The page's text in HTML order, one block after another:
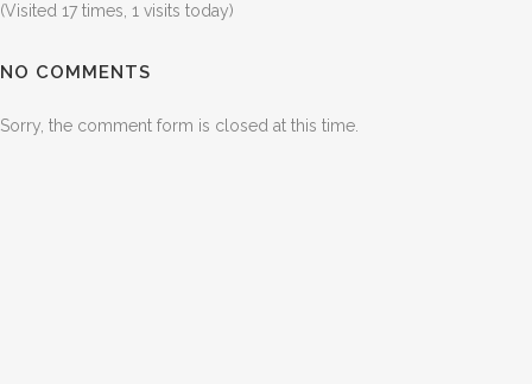
(Visited 17 times, 1 visits today)
NO COMMENTS
Sorry, the comment form is closed at this time.